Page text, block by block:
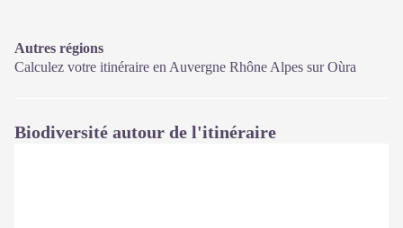
Autres régions
Calculez votre itinéraire en Auvergne Rhône Alpes surOùra
Biodiversité autour de l'itinéraire